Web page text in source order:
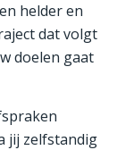
helder en
dat volgt
doelen gaat
jij zelfstandig